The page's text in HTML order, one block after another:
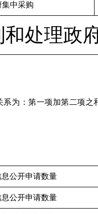
集中采购
和处理政
系为：第一项加第二项
公开申请数量
公开申请数量